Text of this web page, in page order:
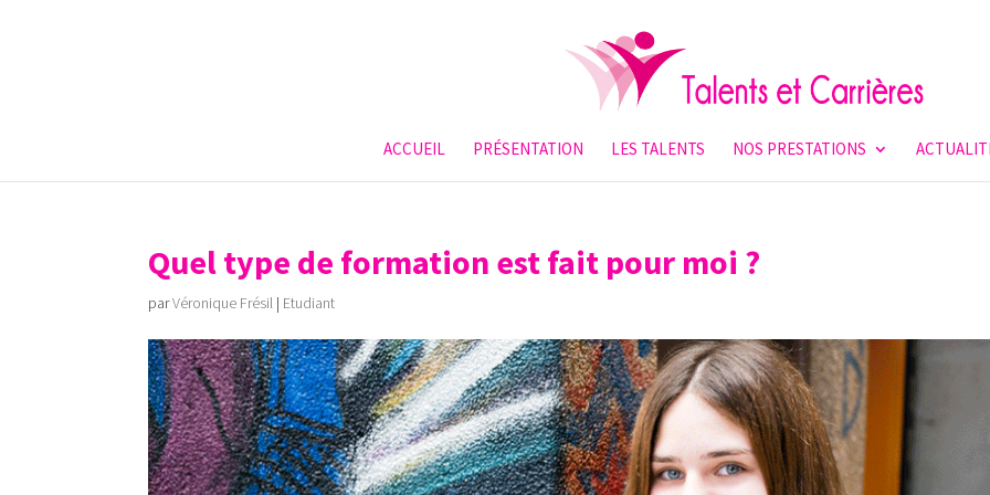
ACCUEIL PRÉSENTATION LES TALENTS NOS PRESTATIONS
Quel type de formation est fait pour moi ?
parVéronique Frésil | Etudiant